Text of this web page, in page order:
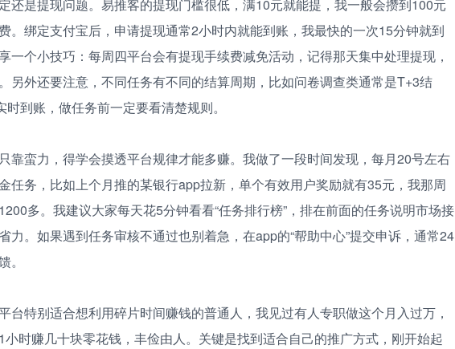
还是提现问题。易推客的提现门槛很低，满10元就能提，我一般会攒到100元
。绑定支付宝后，申请提现通常2小时内就能到账，我最快的一次15分钟就到
一个小技巧：每周四平台会有提现手续费减免活动，记得那天集中处理提现，
另外还要注意，不同任务有不同的结算周期，比如问卷调查类通常是T+3结
到账，做任务前一定要看清楚规则。
靠蛮力，得学会摸透平台规律才能多赚。我做了一段时间发现，每月20号左右
任务，比如上个月推的某银行app拉新，单个有效用户奖励就有35元，我那周
多。我建议大家每天花5分钟看看“任务排行榜”，排在前面的任务说明市场接
力。如果遇到任务审核不通过也别着急，在app的“帮助中心”提交申诉，通常24
。
台特别适合想利用碎片时间赚钱的普通人，我见过有人专职做这个月入过万，
时赚几十块零花钱，丰俭由人。关键是找到适合自己的推广方式，刚开始起